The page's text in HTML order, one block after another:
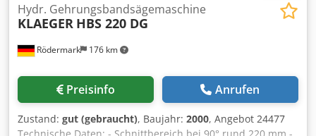
Rödermark 176 km
Hydr. Gehrungsbandsägemaschine
KLAEGER HBS 220 DG
Preisinfo Anrufen
Zustand: gut (gebraucht), Baujahr: 2000, Angebot 24477